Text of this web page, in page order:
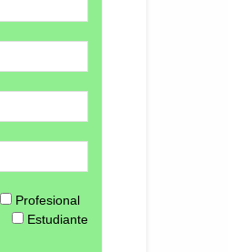
Profesional
Estudiante